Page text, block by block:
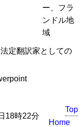
ー、フラ
ンドル地
域
定翻訳家としての
18時22分
Top
Home